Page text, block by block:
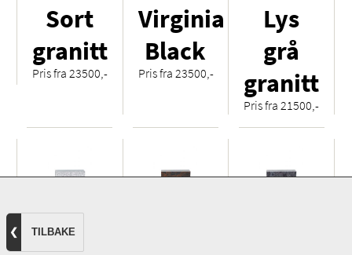
Sort
granitt
Pris fra 23500,-
Virginia
Black
Pris fra 23500,-
Lys
grå
granitt
Pris fra 21500,-
Hvit
❮ TILBAKE